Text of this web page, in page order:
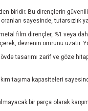
Bu dirençlerin
sayesinde,
film dirençler, %1 veya
devrenin ömrünü
tasarımı zarif ve göze
taşıma kapasiteleri
bir parça olarak